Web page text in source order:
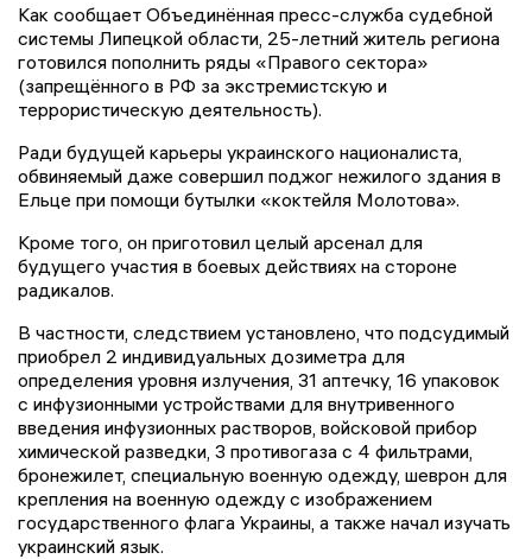
Как сообщает Объединённая пресс-служба судебной
системы Липецкой области, 25-летний житель региона
готовился пополнить ряды «Правого сектора»
(запрещённого в РФ за экстремистскую и
террористическую деятельность).
Ради будущей карьеры украинского националиста,
обвиняемый даже совершил поджог нежилого здания в
Ельце при помощи бутылки «коктейля Молотова».
Кроме того, он приготовил целый арсенал для
будущего участия в боевых действиях на стороне
радикалов.
В частности, следствием установлено, что подсудимый
приобрел 2 индивидуальных дозиметра для
определения уровня излучения, 31 аптечку, 16 упаковок
с инфузионными устройствами для внутривенного
введения инфузионных растворов, войсковой прибор
химической разведки, 3 противогаза с 4 фильтрами,
бронежилет, специальную военную одежду, шеврон для
крепления на военную одежду с изображением
государственного флага Украины, а также начал изучать
украинский язык.